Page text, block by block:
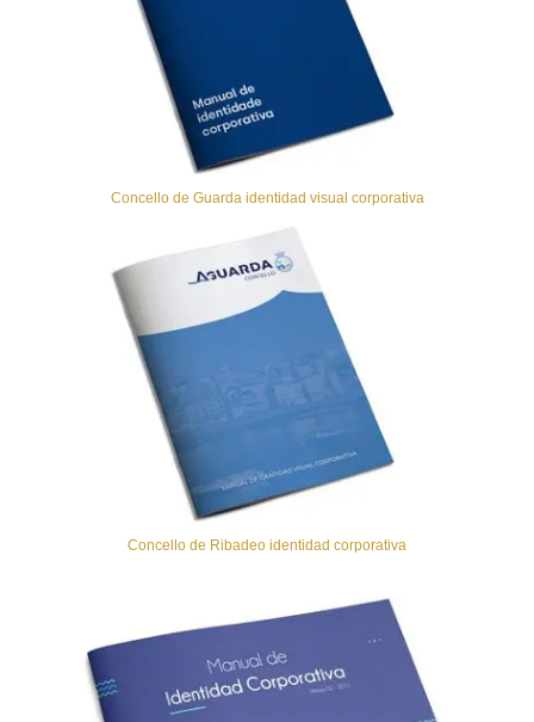
Concello de Guarda identidad visual corporativa
Concello de Ribadeo identidad corporativa